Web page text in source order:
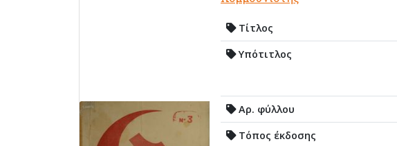
Τίτλος
Υπότιτλος
Αρ. φύλλου
Τόπος έκδοσης